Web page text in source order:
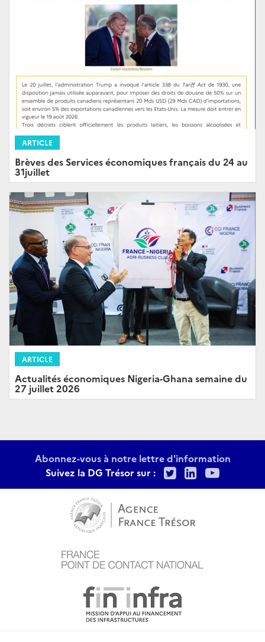
ARTICLE
Brèves des Services économiques français du 24 au
31juillet
ARTICLE
Actualités économiques Nigeria-Ghana semaine du
27 juillet 2026
Abonnez-vous à notre lettre d'information
Suivez la DG Trésor sur :
TwitterLinkedIn